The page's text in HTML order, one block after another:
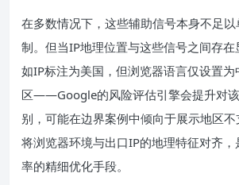
在多数情况下，这些辅助信号本身不足
制。但当IP地理位置与这些信号之间存
如IP标注为美国，但浏览器语言仅设置为
区——Google的风险评估引擎会提升对
别，可能在边界案例中倾向于展示地区不
将浏览器环境与出口IP的地理特征对齐
率的精细优化手段。